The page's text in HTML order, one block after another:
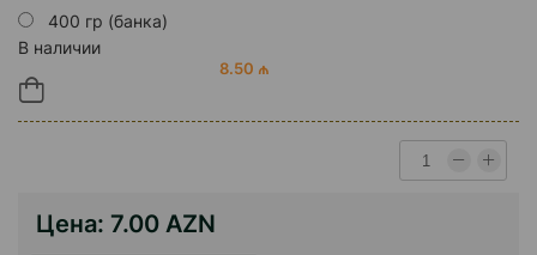
400 гр (банка)
В наличии
8.50 ₼
Цена: 7.00 AZN